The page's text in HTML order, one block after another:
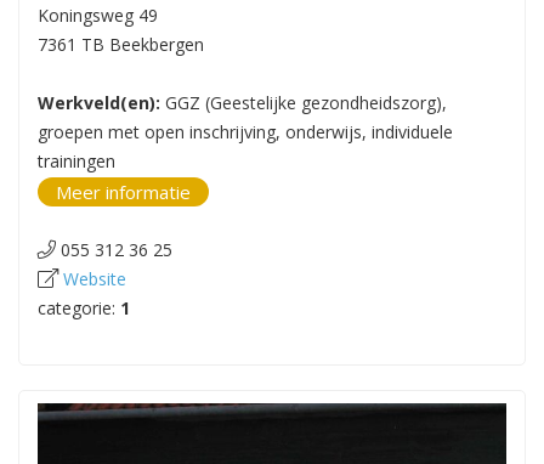
Koningsweg 49
7361 TB Beekbergen
Werkveld(en): GGZ (Geestelijke gezondheidszorg),
groepen met open inschrijving, onderwijs, individuele
trainingen
Meer informatie
055 312 36 25
Website
categorie: 1